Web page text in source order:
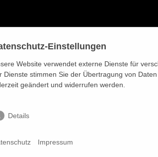
Einstellungen
Website verwendet externe Dienste für
Dienste stimmen Sie der Übertragung von
geändert und widerrufen werden.
Details
Impressum